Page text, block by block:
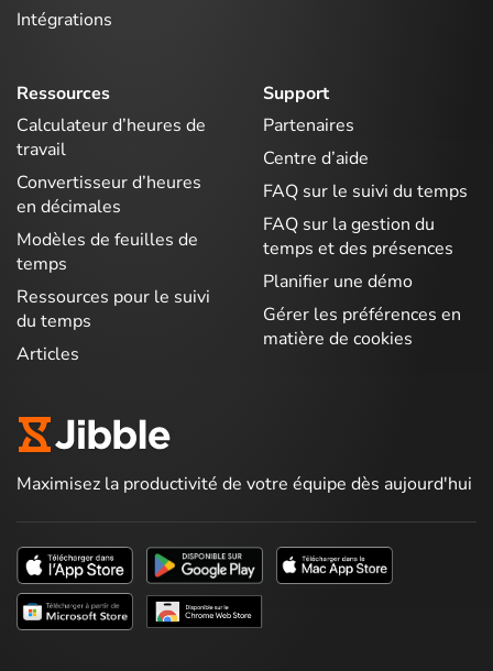
Intégrations
Ressources
Calculateur d’heures de
travail
Convertisseur d’heures
en décimales
Modèles de feuilles de
temps
Ressources pour le suivi
du temps
Articles
Support
Partenaires
Centre d’aide
FAQ sur le suivi du temps
FAQ sur la gestion du
temps et des présences
Planifier une démo
Gérer les préférences en
matière de cookies
Maximisez la productivité de votre équipe dès aujourd'hui